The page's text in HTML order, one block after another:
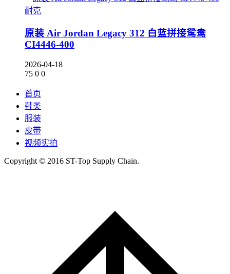
耐克
原装 Air Jordan Legacy 312 白蓝拼接鸳鸯
CI4446-400
2026-04-18
75 0 0
首页
鞋类
服装
皮带
视频实拍
Copyright © 2016 ST-Top Supply Chain.